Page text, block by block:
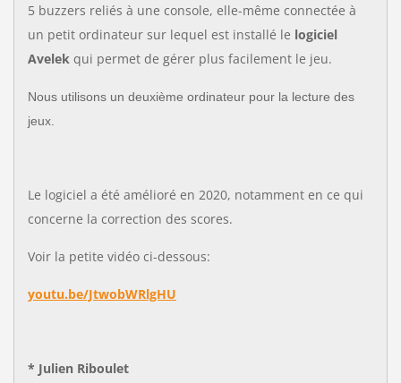
5 buzzers reliés à une console, elle-même connectée à
un petit ordinateur sur lequel est installé le logiciel
Avelek qui permet de gérer plus facilement le jeu.
Nous utilisons un deuxième ordinateur pour la lecture des
jeux.
Le logiciel a été amélioré en 2020, notamment en ce qui
concerne la correction des scores.
Voir la petite vidéo ci-dessous:
youtu.be/JtwobWRlgHU
* Julien Riboulet